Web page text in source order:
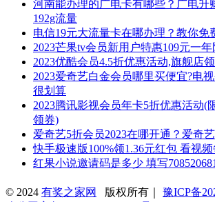
河南能办理的广电卡有哪些？广电升
192g流量
电信19元大流量卡在哪办理？教你免
2023芒果tv会员新用户特惠109元一
2023优酷会员4.5折优惠活动,旗舰店
2023爱奇艺白金会员哪里买便宜?电
很划算
2023腾讯影视会员年卡5折优惠活动(
领券)
爱奇艺5折会员2023在哪开通？爱奇
快手极速版100%领1.36元红包 看视
红果小说邀请码是多少 填写
© 2024 有奖之家网 版权所有｜ 豫ICP备